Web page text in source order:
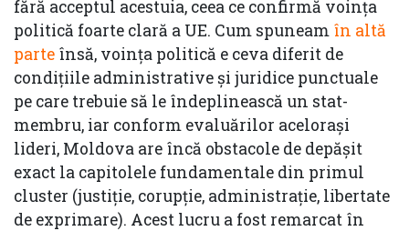
fără acceptul acestuia, ceea ce confirmă voința
politică foarte clară a UE. Cum spuneam în altă
parte însă, voința politică e ceva diferit de
condițiile administrative și juridice punctuale
pe care trebuie să le îndeplinească un stat-
membru, iar conform evaluărilor acelorași
lideri, Moldova are încă obstacole de depășit
exact la capitolele fundamentale din primul
cluster (justiție, corupție, administrație, libertate
de exprimare). Acest lucru a fost remarcat în